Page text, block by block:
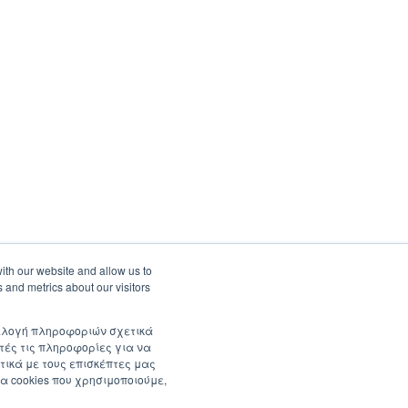
our website and allow us to
metrics about our visitors
πληροφοριών σχετικά
τις πληροφορίες για να
με τους επισκέπτες μας
cookies που χρησιμοποιούμε,